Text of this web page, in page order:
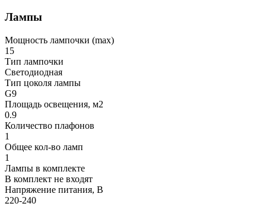
Лампы
Мощность лампочки (max)
15
Тип лампочки
Светодиодная
Тип цоколя лампы
G9
Площадь освещения, м2
0.9
Количество плафонов
1
Общее кол-во ламп
1
Лампы в комплекте
В комплект не входят
Напряжение питания, В
220-240